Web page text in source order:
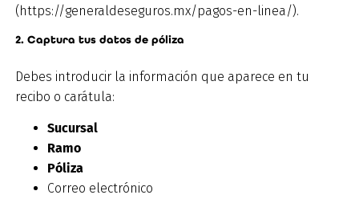
(https://generaldeseguros.mx/pagos-en-linea/).
2. Captura tus datos de póliza
Debes introducir la información que aparece en tu
recibo o carátula:
Sucursal
Ramo
Póliza
Correo electrónico